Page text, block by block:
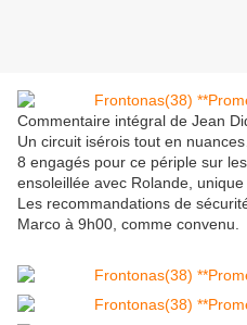
Commentaire intégral de Jean
Un circuit isérois tout en
8 engagés pour ce périple sur
ensoleillée avec Rolande, unique
Les recommandations de
Marco à 9h00, comme convenu.